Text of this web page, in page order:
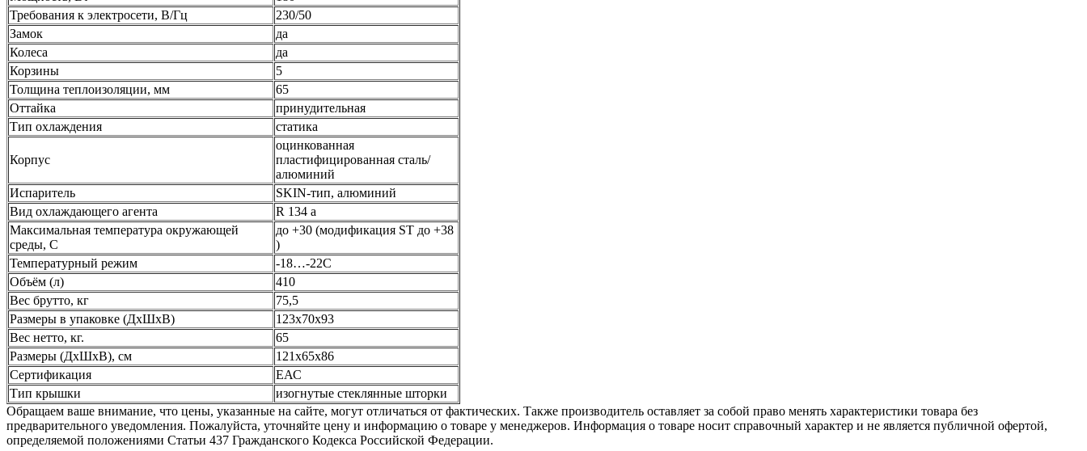
Требования к электросети, В/Гц
230/50
Замок
да
Колеса
да
Корзины
5
Толщина теплоизоляции, мм
65
Оттайка
принудительная
Тип охлаждения
статика
Корпус
оцинкованная
пластифицированная сталь/
алюминий
Испаритель
SKIN-тип, алюминий
Вид охлаждающего агента
R 134 a
Максимальная температура окружающей
среды, C
до +30 (модификация ST до +38
)
Температурный режим
-18…-22C
Объём (л)
410
Вес брутто, кг
75,5
Размеры в упаковке (ДхШхВ)
123х70х93
Вес нетто, кг.
65
Размеры (ДхШхВ), см
121х65х86
Сертификация
ЕАС
Тип крышки
изогнутые стеклянные шторки
Обращаем ваше внимание, что цены, указанные на сайте, могут отличаться от фактических. Также производитель оставляет за собой право менять характеристики товара без
предварительного уведомления. Пожалуйста, уточняйте цену и информацию о товаре у менеджеров. Информация о товаре носит справочный характер и не является публичной офертой,
определяемой положениями Статьи 437 Гражданского Кодекса Российской Федерации.